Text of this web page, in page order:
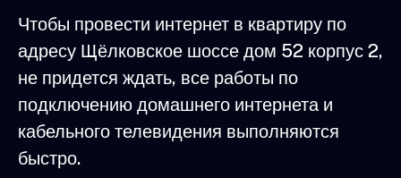
Чтобы провести интернет в квартиру по
адресу Щёлковское шоссе дом 52 корпус 2,
не придется ждать, все работы по
подключению домашнего интернета и
кабельного телевидения выполняются
быстро.